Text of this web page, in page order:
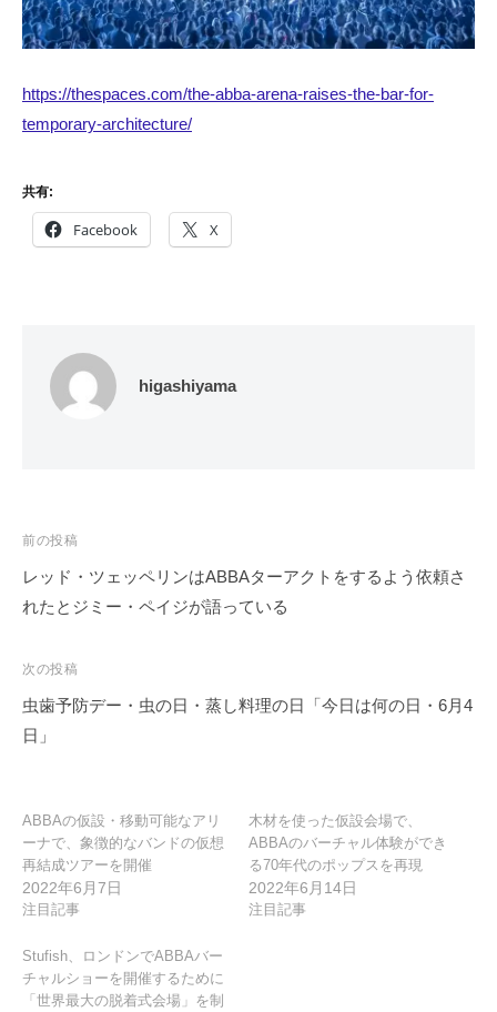
https://thespaces.com/the-abba-arena-raises-the-bar-for-
temporary-architecture/
共有:
Facebook X
higashiyama
投
稿
ナ
ゲ
ー
シ
前の投稿
レッド・ツェッペリンはABBAターアクトをするよう依頼さ
れたとジミー・ペイジが語っている
次の投稿
虫歯予防デー・虫の日・蒸し料理の日「今日は何の日・6月4
日」
ABBAの仮設・移動可能なアリ
ーナで、象徴的なバンドの仮想
再結成ツアーを開催
2022年6月7日
注目記事
木材を使った仮設会場で、
ABBAのバーチャル体験ができ
る70年代のポップスを再現
2022年6月14日
注目記事
Stufish、ロンドンでABBAバー
チャルショーを開催するために
「世界最大の脱着式会場」を制